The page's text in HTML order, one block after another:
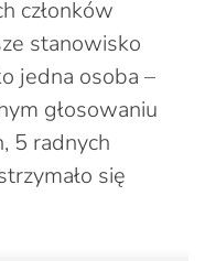
członków
stanowisko
jedna osoba –
głosowaniu
5 radnych
się